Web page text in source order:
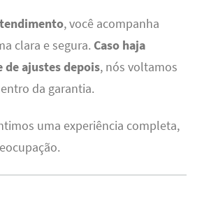
, você acompanha
clara e segura. Caso haja
de ajustes depois, nós voltamos
da garantia.
uma experiência completa,